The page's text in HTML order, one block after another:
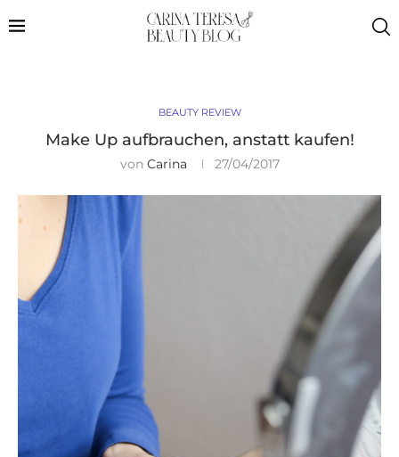
BEAUTY REVIEW
Make Up aufbrauchen, anstatt kaufen!
von Carina 27/04/2017